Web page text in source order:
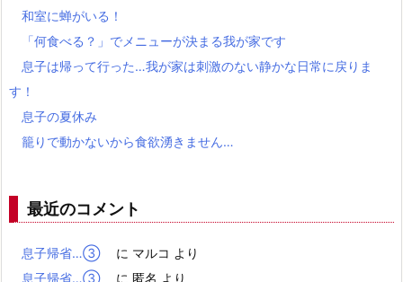
和室に蝉がいる！
「何食べる？」でメニューが決まる我が家です
息子は帰って行った…我が家は刺激のない静かな日常に戻りま
す！
息子の夏休み
籠りで動かないから食欲湧きません…
最近のコメント
息子帰省…③ に マルコ より
息子帰省…③
に 匿名 より